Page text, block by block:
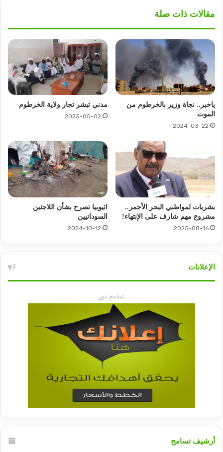
مقالات ذات صلة
ياخبر.. نجاة وزير بالخرطوم من
الموت
2024-03-22
مدني تبشر تجار ولاية الخرطوم
2025-05-02
بشريات لمواطني البحر الأحمر..
مشروع مهم شارف على الإنتهاء!
2025-08-16
اثيوبيا تصرح بشأن اللاجئين
السودانيين
2024-10-12
الإعلانات
تسامح نيوز
أرشيف تسامح